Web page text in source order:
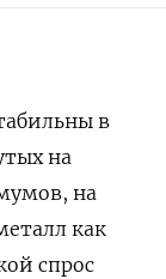
в
на
на
как
спрос